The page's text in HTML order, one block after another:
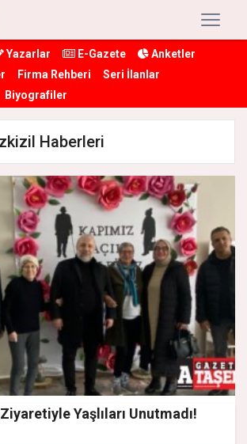
Yazarlar E-Gazete
Anketler
Firma Rehberi
Seri İlanlar
Biyografiler
Haberleri
Yaşlıları Unutmadı!